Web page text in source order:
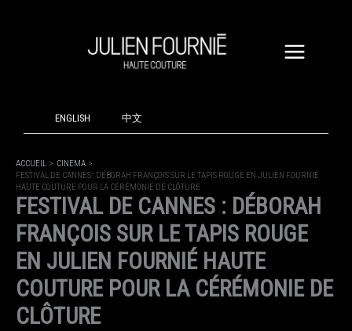
ENGLISH 中文
ACCUEIL
CINEMA
FESTIVAL DE CANNES : DÉBORAH FRANÇOIS SUR LE TAPIS ROUGE EN JULIEN FOURNIÉ
HAUTE COUTURE POUR LA CÉRÉMONIE DE CLÔTURE
FESTIVAL DE CANNES : DÉBORAH
FRANÇOIS SUR LE TAPIS ROUGE
EN JULIEN FOURNIÉ HAUTE
COUTURE POUR LA CÉRÉMONIE DE
CLÔTURE